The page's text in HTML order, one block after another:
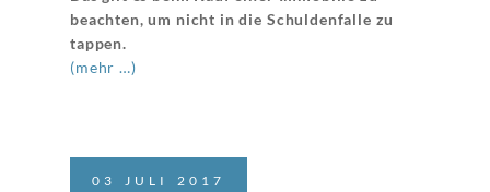
beachten, um nicht in die Schuldenfalle zu
tappen.
(mehr …)
03 JULI 2017